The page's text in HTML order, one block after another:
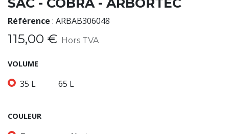
SAC - COBRA - ARBORTEC
Référence : ARBAB306048
115,00 € Hors TVA
VOLUME
35 L 65 L
COULEUR